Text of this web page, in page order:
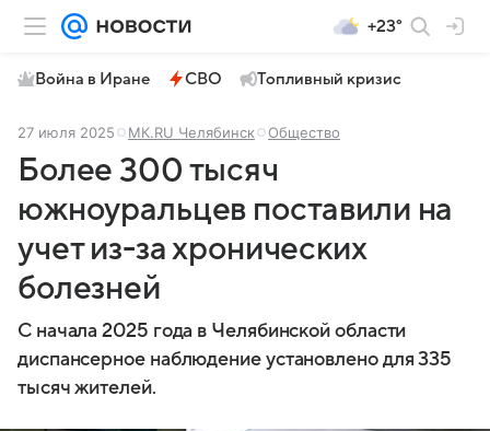
+23°
Война в Иране СВО Топливный кризис
27 июля 2025 МК.RU Челябинск Общество
Более 300 тысяч
южноуральцев поставили на
учет из-за хронических
болезней
С начала 2025 года в Челябинской области
диспансерное наблюдение установлено для 335
тысяч жителей.